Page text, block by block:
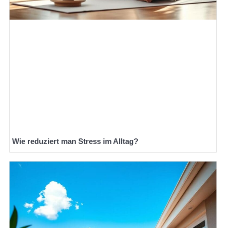
Wie reduziert man Stress im Alltag?